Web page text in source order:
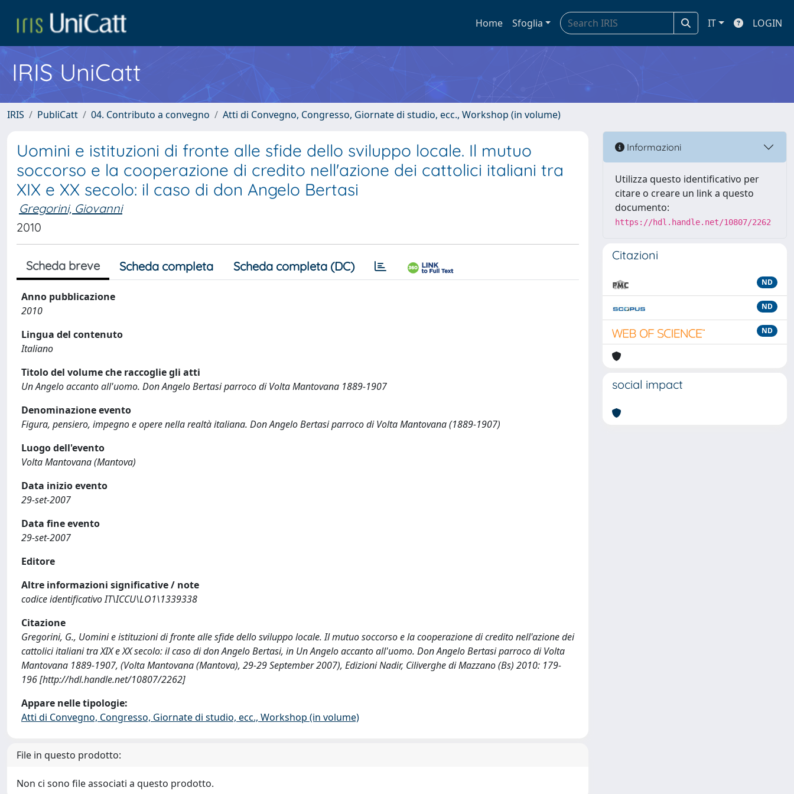
Home Sfoglia IT LOGIN
IRIS UniCatt
IRIS PubliCatt 04. Contributo a convegno Atti di Convegno, Congresso, Giornate di studio, ecc., Workshop (in volume)
Uomini e istituzioni di fronte alle sfide dello sviluppo locale. Il mutuo
soccorso e la cooperazione di credito nell'azione dei cattolici italiani tra
XIX e XX secolo: il caso di don Angelo Bertasi
Gregorini, Giovanni
2010
Scheda breve Scheda completa Scheda completa (DC)
Anno pubblicazione
2010
Lingua del contenuto
Italiano
Titolo del volume che raccoglie gli atti
Un Angelo accanto all'uomo. Don Angelo Bertasi parroco di Volta Mantovana 1889-1907
Denominazione evento
Figura, pensiero, impegno e opere nella realtà italiana. Don Angelo Bertasi parroco di Volta Mantovana (1889-1907)
Luogo dell'evento
Volta Mantovana (Mantova)
Data inizio evento
29-set-2007
Data fine evento
29-set-2007
Editore
Altre informazioni significative / note
codice identificativo IT\ICCU\LO1\1339338
Citazione
Gregorini, G., Uomini e istituzioni di fronte alle sfide dello sviluppo locale. Il mutuo soccorso e la cooperazione di credito nell'azione dei
cattolici italiani tra XIX e XX secolo: il caso di don Angelo Bertasi, in Un Angelo accanto all'uomo. Don Angelo Bertasi parroco di Volta
Mantovana 1889-1907, (Volta Mantovana (Mantova), 29-29 September 2007), Edizioni Nadir, Ciliverghe di Mazzano (Bs) 2010: 179-
196 [http://hdl.handle.net/10807/2262]
Appare nelle tipologie:
Atti di Convegno, Congresso, Giornate di studio, ecc., Workshop (in volume)
File in questo prodotto:
Non ci sono file associati a questo prodotto.
Informazioni
Utilizza questo identificativo per
citare o creare un link a questo
documento:
https://hdl.handle.net/10807/2262
Citazioni
ND
ND
ND
social impact